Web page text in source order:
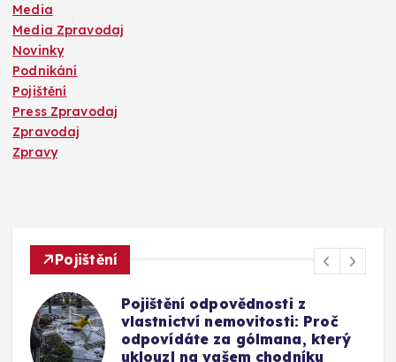
Media
Media Zpravodaj
Novinky
Podnikání
Pojištění
Press Zpravodaj
Zpravodaj
Zpravy
Pojištění
Mýty o pojištění skel u auta:
Vyplatí se připlatit si za přední
okno a jak funguje oprava bez
výměny